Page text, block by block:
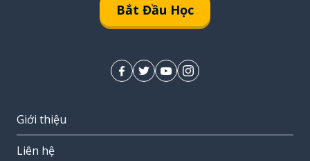
Bắt Đầu Học
Giới thiệu
Liên hệ